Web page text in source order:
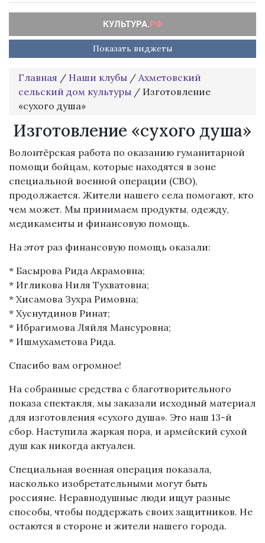
Показать виджеты
Главная / Наши клубы / Ахметовский
сельский дом культуры / Изготовление
«сухого душа»
Изготовление «сухого душа»
Волонтёрская работа по оказанию гуманитарной
помощи бойцам, которые находятся в зоне
специальной военной операции (СВО),
продолжается. Жители нашего села помогают, кто
чем может. Мы принимаем продукты, одежду,
медикаменты и финансовую помощь.
На этот раз финансовую помощь оказали:
* Басырова Рида Акрамовна;
* Игликова Ниля Тухватовна;
* Хисамова Зухра Римовна;
* Хуснутдинов Ринат;
* Ибрагимова Ляйля Мансуровна;
* Ишмухаметова Рида.
Спасибо вам огромное!
На собранные средства с благотворительного
показа спектакля, мы заказали исходный материал
для изготовления «сухого душа». Это наш 13-й
сбор. Наступила жаркая пора, и армейский сухой
душ как никогда актуален.
Специальная военная операция показала,
насколько изобретательными могут быть
россияне. Неравнодушные люди ищут разные
способы, чтобы поддержать своих защитников. Не
остаются в стороне и жители нашего города.